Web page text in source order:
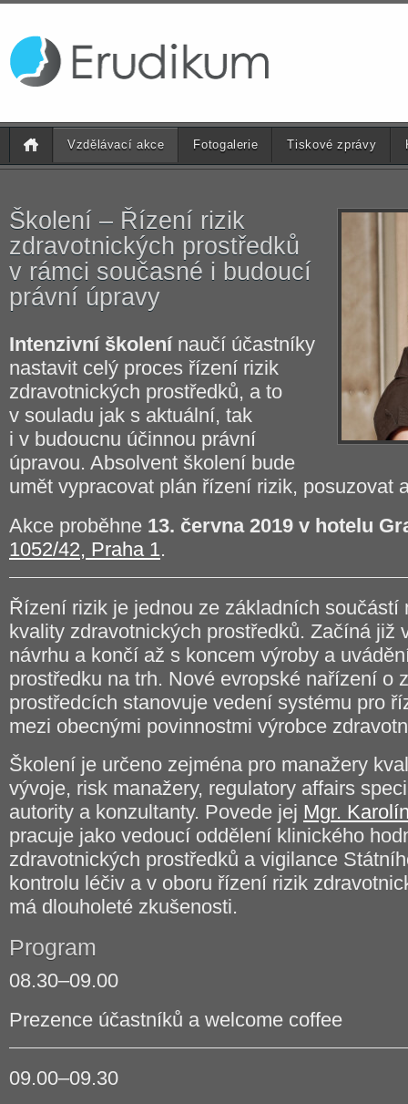
Vzdělávací akce Fotogalerie Tiskové zprávy
Školení – Řízení rizik
zdravotnických prostředků
v rámci současné i budoucí
právní úpravy
Intenzivní školenínaučí účastníky
nastavit celý proces řízení rizik
zdravotnických prostředků, a to
v souladu jak s aktuální, tak
i v budoucnu účinnou právní
úpravou. Absolvent školení bude
umět vypracovat plán řízení rizik, posuzovat
Akce proběhne 13. června 2019 v hotelu
1052/42, Praha 1.
Řízení rizik je jednou ze základních součástí
kvality zdravotnických prostředků. Začíná již
návrhu a končí až s koncem výroby a
prostředku na trh. Nové evropské nařízení o
prostředcích stanovuje vedení systému pro
mezi obecnými povinnostmi výrobce
Školení je určeno zejména pro manažery
vývoje, risk manažery, regulatory affairs
autority a konzultanty. Povede jej Mgr.
pracuje jako vedoucí oddělení klinického
zdravotnických prostředků a vigilance
kontrolu léčiv a v oboru řízení rizik
má dlouholeté zkušenosti.
Program
08.30–09.00
Prezence účastníků a welcome coffee
09.00–09.30